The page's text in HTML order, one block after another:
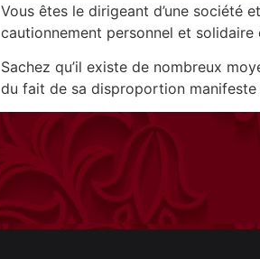
Vous êtes le dirigeant d’une société
cautionnement personnel et
Sachez qu’il existe de nombreux
du fait de sa disproportion manifeste